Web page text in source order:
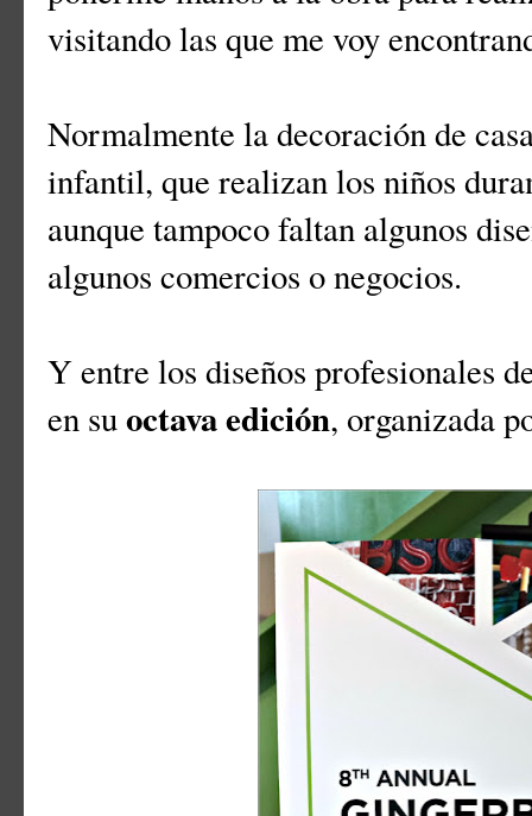
visitando las que me voy
Normalmente la decoración de
infantil, que realizan los niños
aunque tampoco faltan algunos
algunos comercios o negocios.
Y entre los diseños profesionales
en suoctava edición, organizada